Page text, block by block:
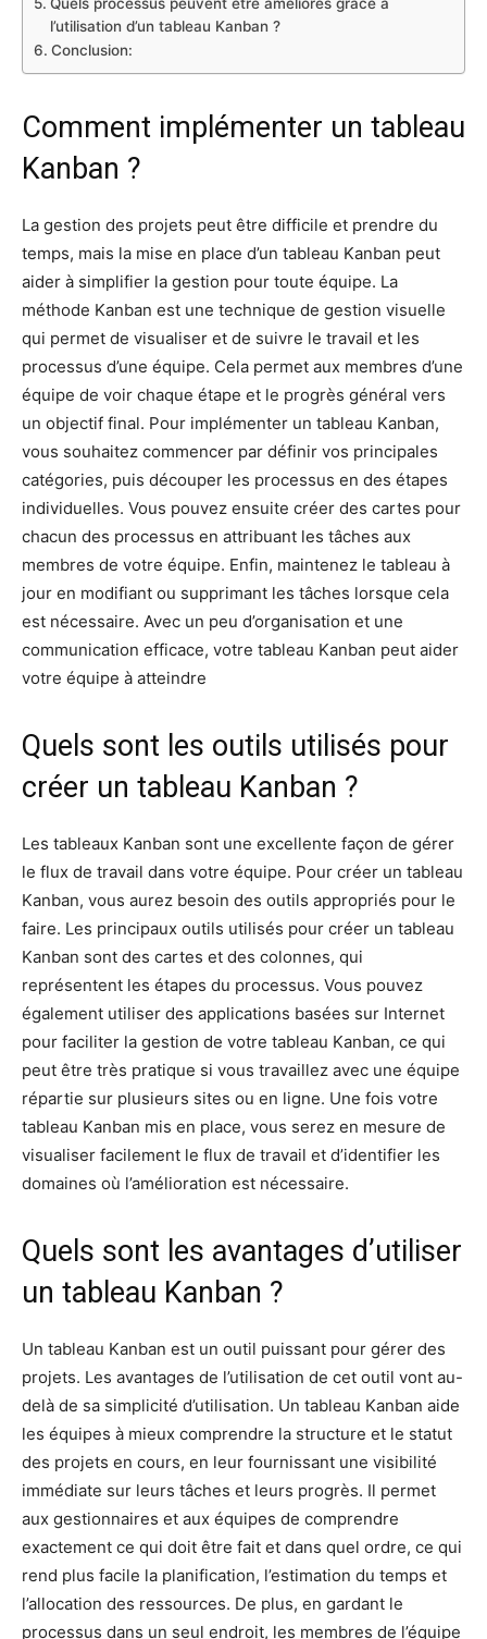
l’utilisation d’un tableau Kanban ?
Conclusion:
Comment implémenter un tableau
Kanban ?
La gestion des projets peut être difficile et prendre du
temps, mais la mise en place d’un tableau Kanban peut
aider à simplifier la gestion pour toute équipe. La
méthode Kanban est une technique de gestion visuelle
qui permet de visualiser et de suivre le travail et les
processus d’une équipe. Cela permet aux membres d’une
équipe de voir chaque étape et le progrès général vers
un objectif final. Pour implémenter un tableau Kanban,
vous souhaitez commencer par définir vos principales
catégories, puis découper les processus en des étapes
individuelles. Vous pouvez ensuite créer des cartes pour
chacun des processus en attribuant les tâches aux
membres de votre équipe. Enfin, maintenez le tableau à
jour en modifiant ou supprimant les tâches lorsque cela
est nécessaire. Avec un peu d’organisation et une
communication efficace, votre tableau Kanban peut aider
votre équipe à atteindre
Quels sont les outils utilisés pour
créer un tableau Kanban ?
Les tableaux Kanban sont une excellente façon de gérer
le flux de travail dans votre équipe. Pour créer un tableau
Kanban, vous aurez besoin des outils appropriés pour le
faire. Les principaux outils utilisés pour créer un tableau
Kanban sont des cartes et des colonnes, qui
représentent les étapes du processus. Vous pouvez
également utiliser des applications basées sur Internet
pour faciliter la gestion de votre tableau Kanban, ce qui
peut être très pratique si vous travaillez avec une équipe
répartie sur plusieurs sites ou en ligne. Une fois votre
tableau Kanban mis en place, vous serez en mesure de
visualiser facilement le flux de travail et d’identifier les
domaines où l’amélioration est nécessaire.
Quels sont les avantages d’utiliser
un tableau Kanban ?
Un tableau Kanban est un outil puissant pour gérer des
projets. Les avantages de l’utilisation de cet outil vont au-
delà de sa simplicité d’utilisation. Un tableau Kanban aide
les équipes à mieux comprendre la structure et le statut
des projets en cours, en leur fournissant une visibilité
immédiate sur leurs tâches et leurs progrès. Il permet
aux gestionnaires et aux équipes de comprendre
exactement ce qui doit être fait et dans quel ordre, ce qui
rend plus facile la planification, l’estimation du temps et
l’allocation des ressources. De plus, en gardant le
processus dans un seul endroit, les membres de l’équipe